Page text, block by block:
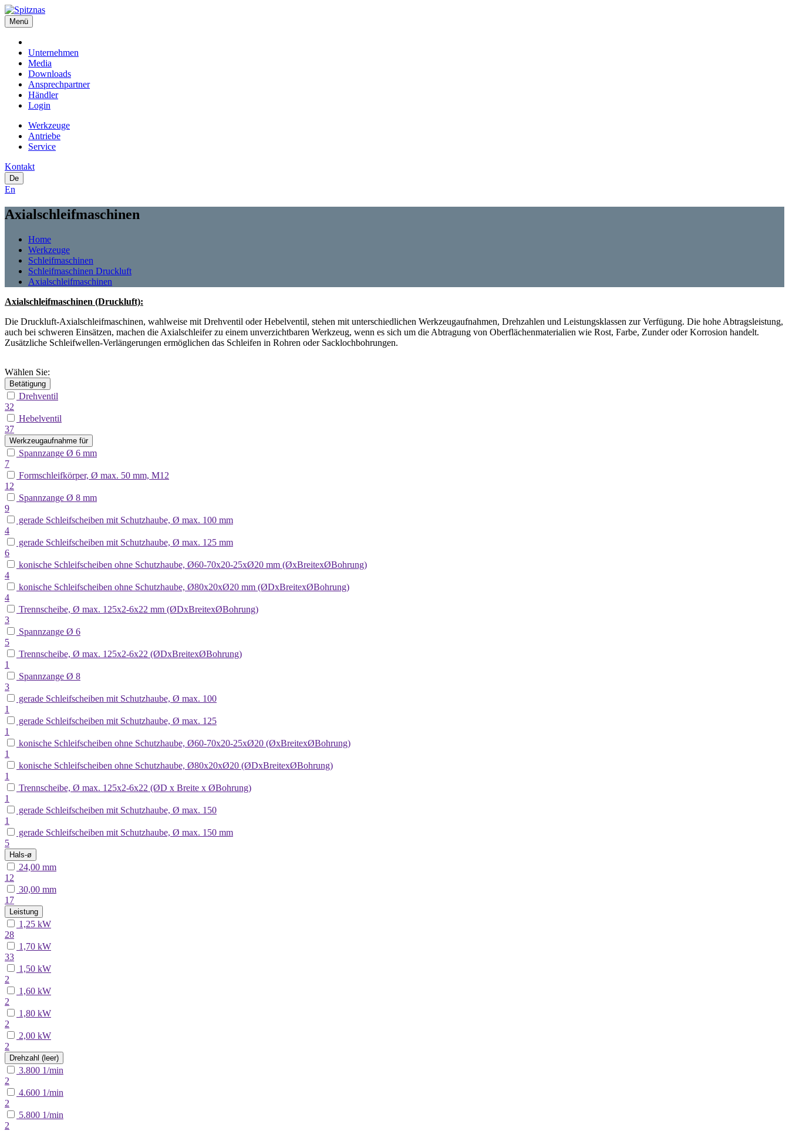
Menü
Unternehmen
Media
Downloads
Ansprechpartner
Händler
Login
Werkzeuge
Antriebe
Service
Kontakt
De
En
Axialschleifmaschinen
Home
Werkzeuge
Schleifmaschinen
Schleifmaschinen Druckluft
Axialschleifmaschinen
Axialschleifmaschinen (Druckluft):
Die Druckluft-Axialschleifmaschinen, wahlweise mit Drehventil oder Hebelventil, stehen mit unterschiedlichen Werkzeugaufnahmen, Drehzahlen und Leistungsklassen zur Verfügung. Die hohe Abtragsleistung,
auch bei schweren Einsätzen, machen die Axialschleifer zu einem unverzichtbaren Werkzeug, wenn es sich um die Abtragung von Oberflächenmaterialien wie Rost, Farbe, Zunder oder Korrosion handelt.
Zusätzliche Schleifwellen-Verlängerungen ermöglichen das Schleifen in Rohren oder Sacklochbohrungen.
Wählen Sie:
Betätigung
Drehventil
32
Hebelventil
37
Werkzeugaufnahme für
Spannzange Ø 6 mm
7
Formschleifkörper, Ø max. 50 mm, M12
12
Spannzange Ø 8 mm
9
gerade Schleifscheiben mit Schutzhaube, Ø max. 100 mm
4
gerade Schleifscheiben mit Schutzhaube, Ø max. 125 mm
6
konische Schleifscheiben ohne Schutzhaube, Ø60-70x20-25xØ20 mm (ØxBreitexØBohrung)
4
konische Schleifscheiben ohne Schutzhaube, Ø80x20xØ20 mm (ØDxBreitexØBohrung)
4
Trennscheibe, Ø max. 125x2-6x22 mm (ØDxBreitexØBohrung)
3
Spannzange Ø 6
5
Trennscheibe, Ø max. 125x2-6x22 (ØDxBreitexØBohrung)
1
Spannzange Ø 8
3
gerade Schleifscheiben mit Schutzhaube, Ø max. 100
1
gerade Schleifscheiben mit Schutzhaube, Ø max. 125
1
konische Schleifscheiben ohne Schutzhaube, Ø60-70x20-25xØ20 (ØxBreitexØBohrung)
1
konische Schleifscheiben ohne Schutzhaube, Ø80x20xØ20 (ØDxBreitexØBohrung)
1
Trennscheibe, Ø max. 125x2-6x22 (ØD x Breite x ØBohrung)
1
gerade Schleifscheiben mit Schutzhaube, Ø max. 150
1
gerade Schleifscheiben mit Schutzhaube, Ø max. 150 mm
5
Hals-ø
24,00 mm
12
30,00 mm
17
Leistung
1,25 kW
28
1,70 kW
33
1,50 kW
2
1,60 kW
2
1,80 kW
2
2,00 kW
2
Drehzahl (leer)
3.800 1/min
2
4.600 1/min
2
5.800 1/min
2